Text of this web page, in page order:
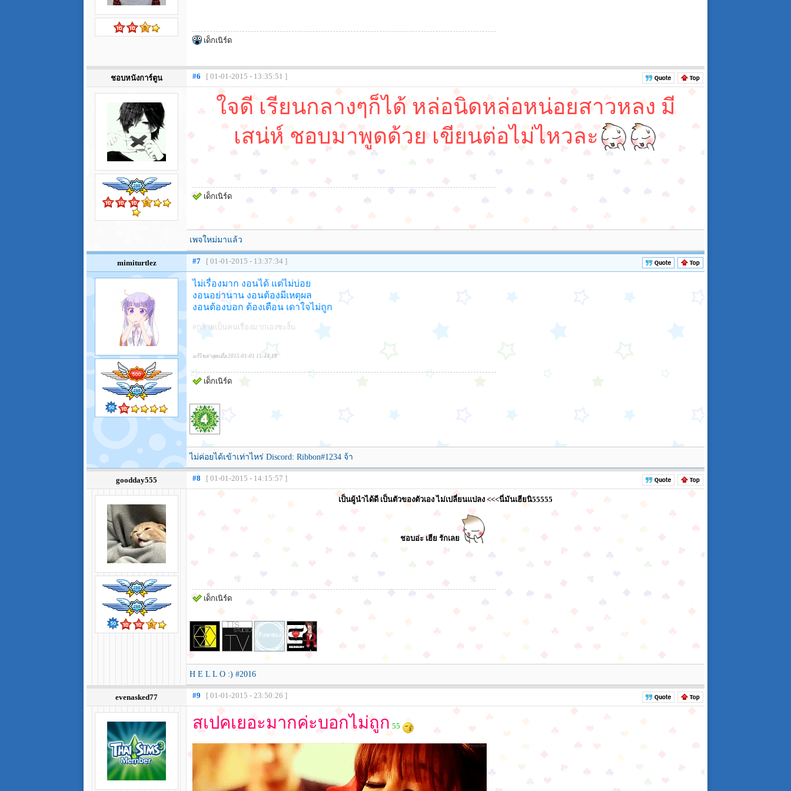
เด็กเนิร์ด
ชอบหนังการ์ตูน #6 [ 01-01-2015 - 13:35:51 ]
ใจดี เรียนกลางๆก็ได้ หล่อนิดหล่อหน่อยสาวหลง มี
เสน่ห์ ชอบมาพูดด้วย เขียนต่อไม่ไหวละ
เด็กเนิร์ด
เพจใหม่มาแล้ว
mimiturtlez #7 [ 01-01-2015 - 13:37:34 ]
ไม่เรื่องมาก งอนได้ แต่ไม่บ่อย
งอนอย่านาน งอนต้องมีเหตุผล
งอนต้องบอก ต้องเตือน เดาใจไม่ถูก
#กลายเป็นคนเรื่องมากเองซะงั้น
แก้ไขล่าสุดเมื่อ 2015-01-01 15:44:18
เด็กเนิร์ด
ไม่ค่อยได้เข้าเท่าไหร่ Discord: Ribbon#1234 จ้า
goodday555 #8 [ 01-01-2015 - 14:15:57 ]
เป็นผู้นำได้ดี เป็นตัวของตัวเอง ไม่เปลี่ยนแปลง <<<นี่มันเฮียนิ55555
ชอบอ่ะ เฮีย รักเลย
เด็กเนิร์ด
H E L L O :) #2016
evenasked77 #9 [ 01-01-2015 - 23:50:26 ]
สเปคเยอะมากค่ะบอกไม่ถูก 55